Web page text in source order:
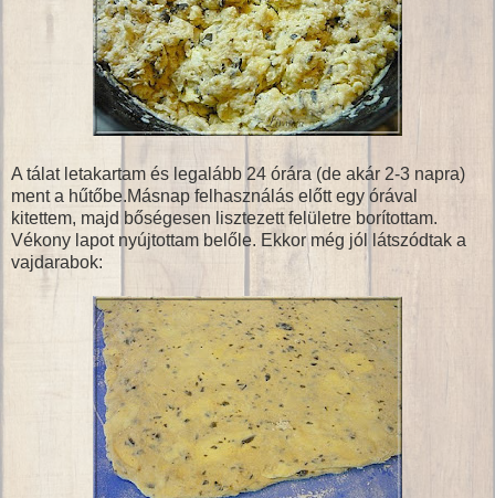
A tálat letakartam és legalább 24 órára (de akár 2-3 napra)
ment a hűtőbe.Másnap felhasználás előtt egy órával
kitettem, majd bőségesen lisztezett felületre borítottam.
Vékony lapot nyújtottam belőle. Ekkor még jól látszódtak a
vajdarabok: